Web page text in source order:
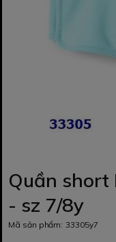
Quần short
- sz 7/8y
Mã sản phẩm: 33305y7